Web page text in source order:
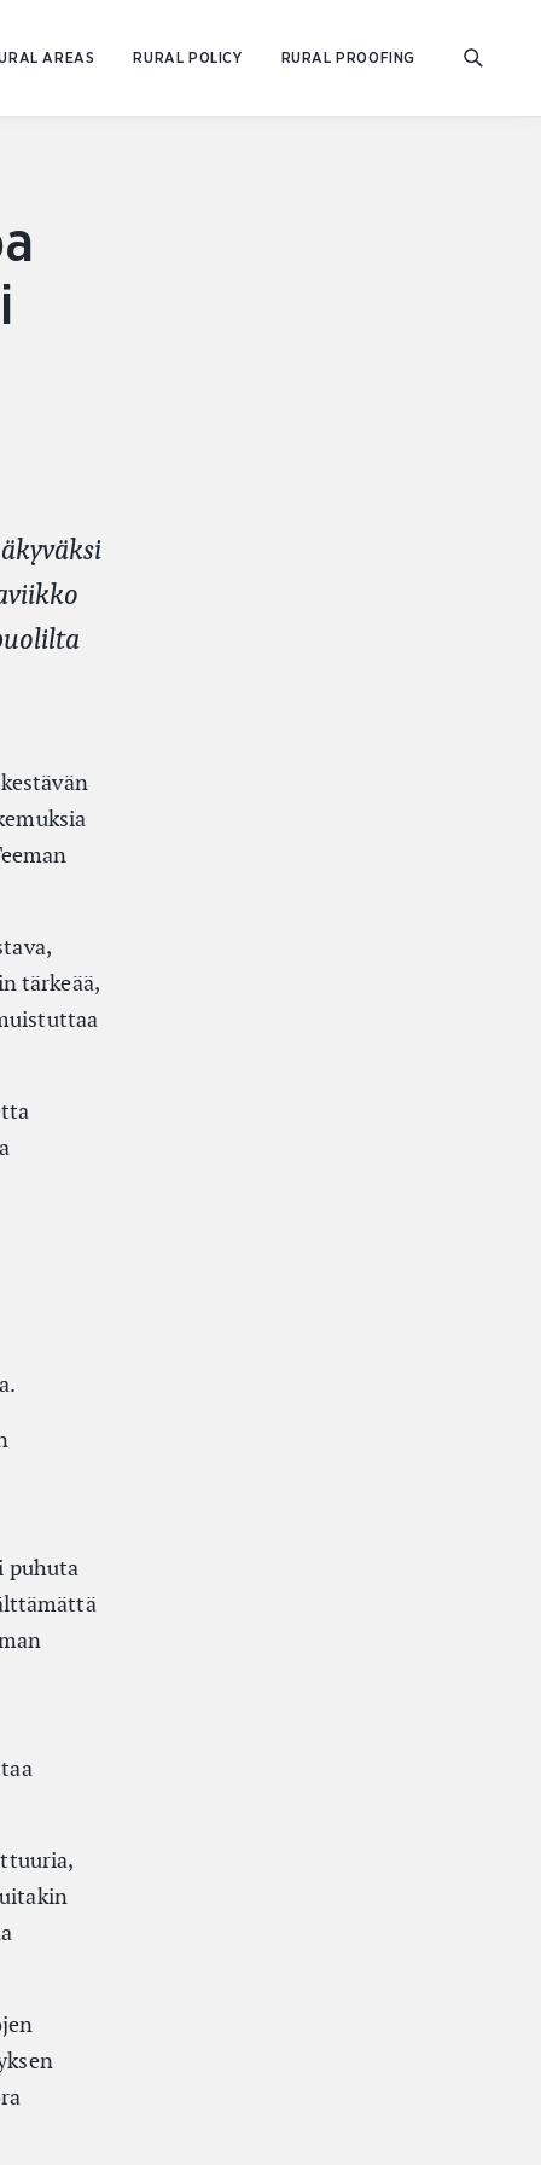
AREAS RURAL POLICY RURAL PROOFING
tärkeää,
puhuta